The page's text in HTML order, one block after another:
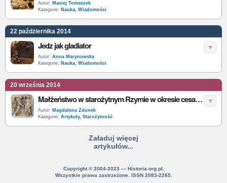
Autor: Maciej Tomaszek
Kategorie: Nauka, Wiadomości
22 października 2014
Jedz jak gladiator
Autor: Anna Marynowska
Kategorie: Nauka, Wiadomości
20 września 2014
Małżeństwo w starożytnym Rzymie w okresie cesarstwa
Autor: Magdalena Zdunek
Kategorie: Artykuły, Starożytność
Załaduj więcej
artykułów...
Copyright © 2004-2023 — Historia.org.pl.
Wszystkie prawa zastrzeżone. ISSN 2083-2265.